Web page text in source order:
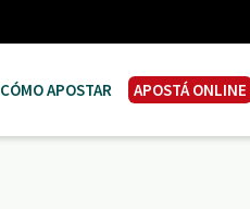
CÓMO APOSTAR APOSTÁ ONLINE